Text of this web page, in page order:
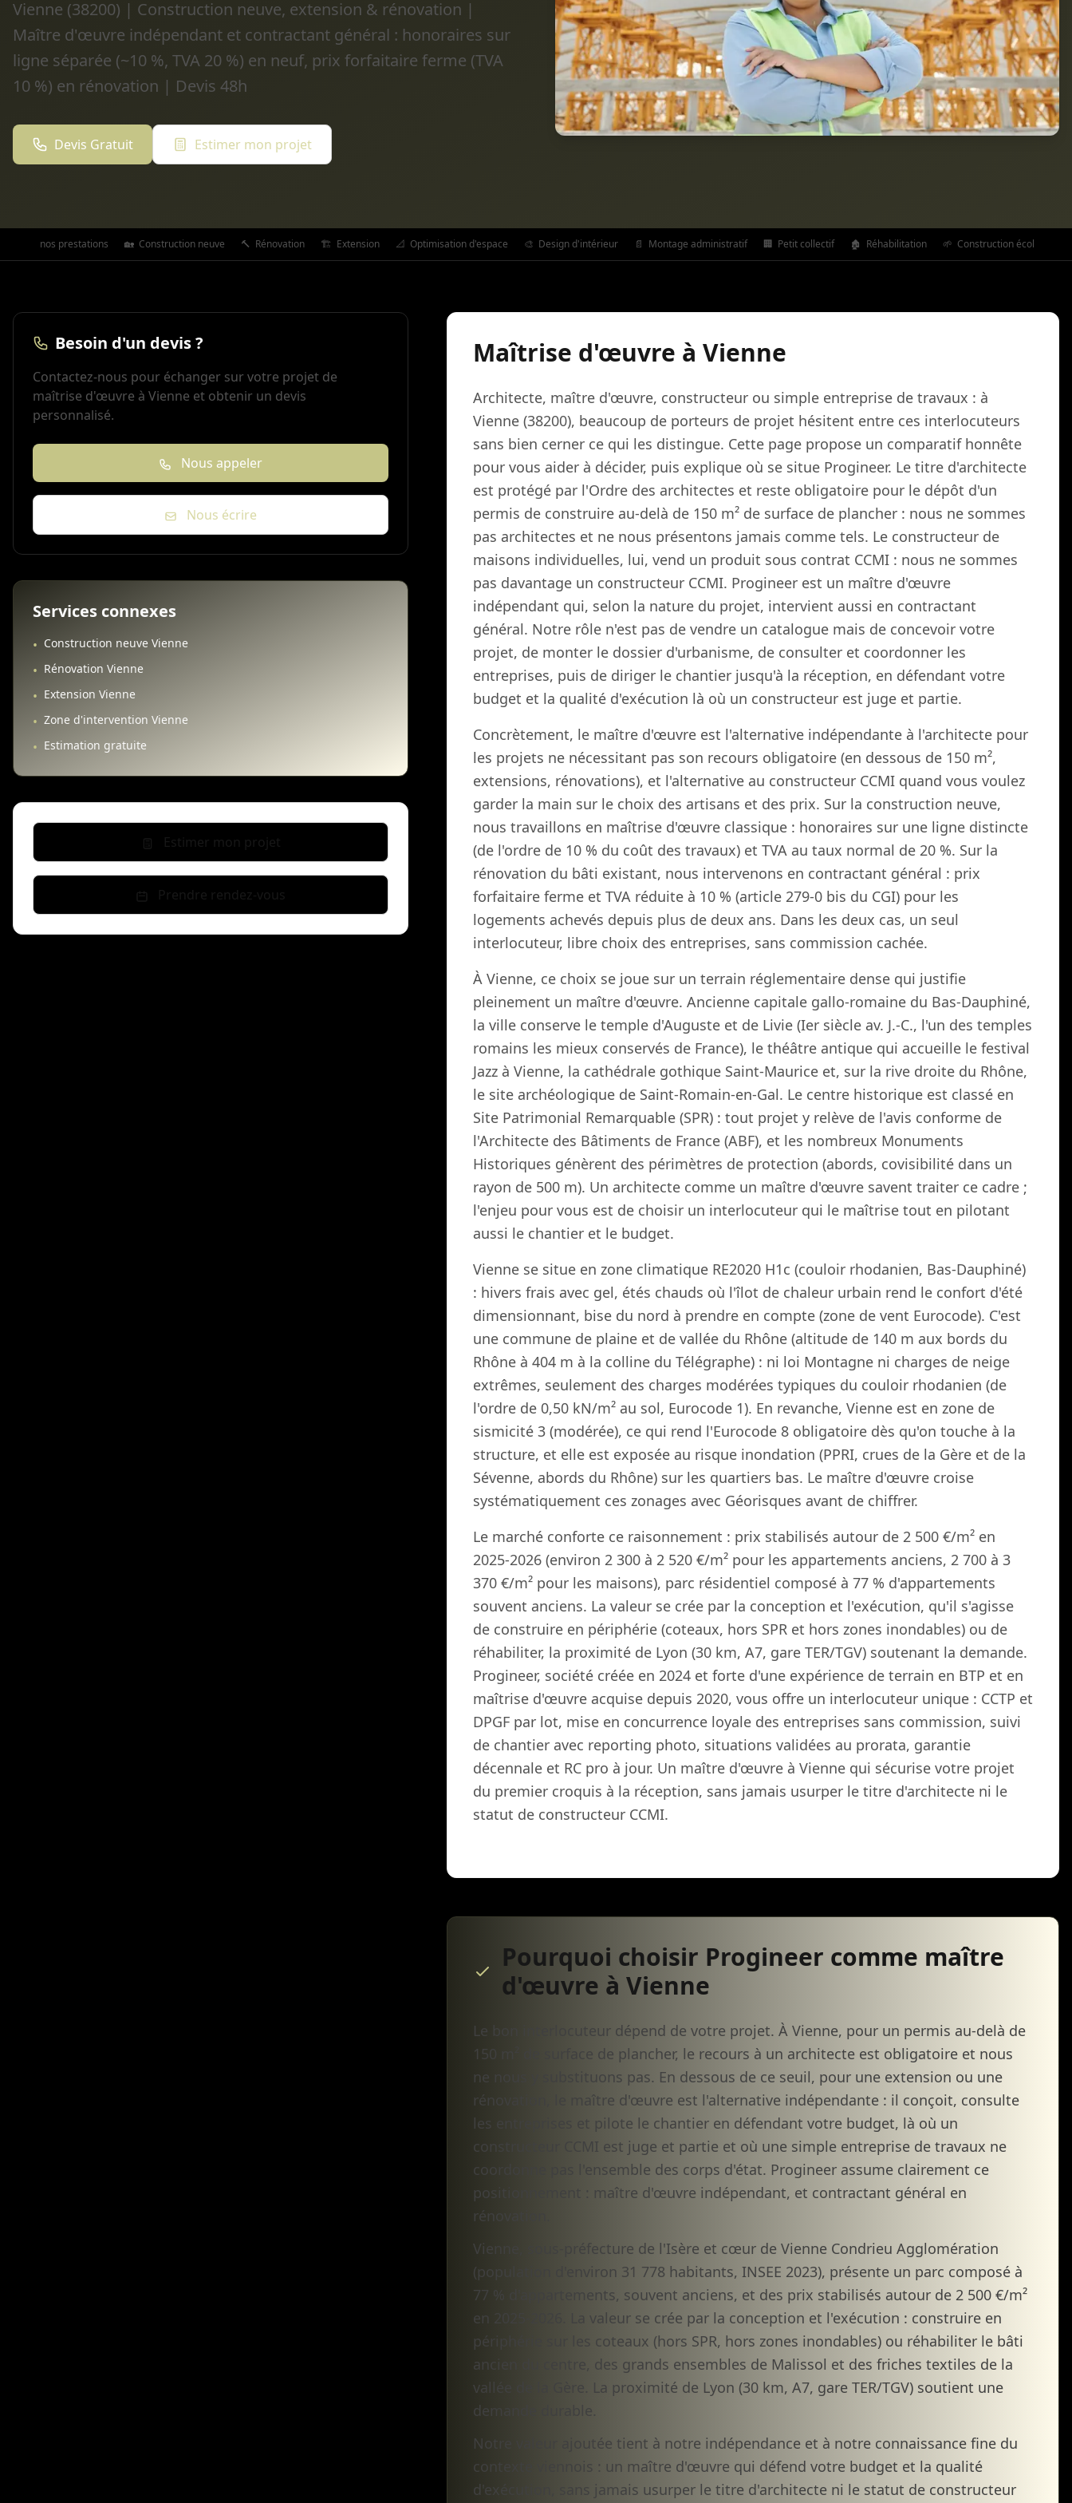
Vienne (38200) | Construction neuve, extension & rénovation |
Maître d'œuvre indépendant et contractant général : honoraires sur
ligne séparée (~10 %, TVA 20 %) en neuf, prix forfaitaire ferme (TVA
10 %) en rénovation | Devis 48h
Devis Gratuit Estimer mon projet
Toutes nos prestations 🏡 Construction neuve 🔨 Rénovation 🏗️ Extension 📐 Optimisation d'espace 🎨 Design d'intérieur 📄 Montage administratif 🏢 Petit collectif 🏚️ Réhabilitation 🌱 Construction écologique
Besoin d'un devis ?
Contactez-nous pour échanger sur votre projet de
maîtrise d'œuvre à Vienne et obtenir un devis
personnalisé.
Nous appeler
Nous écrire
Services connexes
• Construction neuve Vienne
• Rénovation Vienne
• Extension Vienne
• Zone d'intervention Vienne
• Estimation gratuite
Maîtrise d'œuvre à Vienne
Architecte, maître d'œuvre, constructeur ou simple entreprise de travaux : à
Vienne (38200), beaucoup de porteurs de projet hésitent entre ces interlocuteurs
sans bien cerner ce qui les distingue. Cette page propose un comparatif honnête
pour vous aider à décider, puis explique où se situe Progineer. Le titre d'architecte
est protégé par l'Ordre des architectes et reste obligatoire pour le dépôt d'un
permis de construire au-delà de 150 m² de surface de plancher : nous ne sommes
pas architectes et ne nous présentons jamais comme tels. Le constructeur de
maisons individuelles, lui, vend un produit sous contrat CCMI : nous ne sommes
pas davantage un constructeur CCMI. Progineer est un maître d'œuvre
indépendant qui, selon la nature du projet, intervient aussi en contractant
général. Notre rôle n'est pas de vendre un catalogue mais de concevoir votre
projet, de monter le dossier d'urbanisme, de consulter et coordonner les
entreprises, puis de diriger le chantier jusqu'à la réception, en défendant votre
budget et la qualité d'exécution là où un constructeur est juge et partie.
Concrètement, le maître d'œuvre est l'alternative indépendante à l'architecte pour
les projets ne nécessitant pas son recours obligatoire (en dessous de 150 m²,
extensions, rénovations), et l'alternative au constructeur CCMI quand vous voulez
garder la main sur le choix des artisans et des prix. Sur la construction neuve,
nous travaillons en maîtrise d'œuvre classique : honoraires sur une ligne distincte
(de l'ordre de 10 % du coût des travaux) et TVA au taux normal de 20 %. Sur la
rénovation du bâti existant, nous intervenons en contractant général : prix
forfaitaire ferme et TVA réduite à 10 % (article 279-0 bis du CGI) pour les
logements achevés depuis plus de deux ans. Dans les deux cas, un seul
interlocuteur, libre choix des entreprises, sans commission cachée.
À Vienne, ce choix se joue sur un terrain réglementaire dense qui justifie
pleinement un maître d'œuvre. Ancienne capitale gallo-romaine du Bas-Dauphiné,
la ville conserve le temple d'Auguste et de Livie (Ier siècle av. J.-C., l'un des temples
romains les mieux conservés de France), le théâtre antique qui accueille le festival
Jazz à Vienne, la cathédrale gothique Saint-Maurice et, sur la rive droite du Rhône,
le site archéologique de Saint-Romain-en-Gal. Le centre historique est classé en
Site Patrimonial Remarquable (SPR) : tout projet y relève de l'avis conforme de
l'Architecte des Bâtiments de France (ABF), et les nombreux Monuments
Historiques génèrent des périmètres de protection (abords, covisibilité dans un
rayon de 500 m). Un architecte comme un maître d'œuvre savent traiter ce cadre ;
l'enjeu pour vous est de choisir un interlocuteur qui le maîtrise tout en pilotant
aussi le chantier et le budget.
Vienne se situe en zone climatique RE2020 H1c (couloir rhodanien, Bas-Dauphiné)
: hivers frais avec gel, étés chauds où l'îlot de chaleur urbain rend le confort d'été
dimensionnant, bise du nord à prendre en compte (zone de vent Eurocode). C'est
une commune de plaine et de vallée du Rhône (altitude de 140 m aux bords du
Rhône à 404 m à la colline du Télégraphe) : ni loi Montagne ni charges de neige
extrêmes, seulement des charges modérées typiques du couloir rhodanien (de
l'ordre de 0,50 kN/m² au sol, Eurocode 1). En revanche, Vienne est en zone de
sismicité 3 (modérée), ce qui rend l'Eurocode 8 obligatoire dès qu'on touche à la
structure, et elle est exposée au risque inondation (PPRI, crues de la Gère et de la
Sévenne, abords du Rhône) sur les quartiers bas. Le maître d'œuvre croise
systématiquement ces zonages avec Géorisques avant de chiffrer.
Le marché conforte ce raisonnement : prix stabilisés autour de 2 500 €/m² en
2025-2026 (environ 2 300 à 2 520 €/m² pour les appartements anciens, 2 700 à 3
370 €/m² pour les maisons), parc résidentiel composé à 77 % d'appartements
souvent anciens. La valeur se crée par la conception et l'exécution, qu'il s'agisse
de construire en périphérie (coteaux, hors SPR et hors zones inondables) ou de
réhabiliter, la proximité de Lyon (30 km, A7, gare TER/TGV) soutenant la demande.
Progineer, société créée en 2024 et forte d'une expérience de terrain en BTP et en
maîtrise d'œuvre acquise depuis 2020, vous offre un interlocuteur unique : CCTP et
DPGF par lot, mise en concurrence loyale des entreprises sans commission, suivi
de chantier avec reporting photo, situations validées au prorata, garantie
décennale et RC pro à jour. Un maître d'œuvre à Vienne qui sécurise votre projet
du premier croquis à la réception, sans jamais usurper le titre d'architecte ni le
statut de constructeur CCMI.
Pourquoi choisir Progineer comme maître
d'œuvre à Vienne
Le bon interlocuteur dépend de votre projet. À Vienne, pour un permis au-delà de
150 m² de surface de plancher, le recours à un architecte est obligatoire et nous
ne nous y substituons pas. En dessous de ce seuil, pour une extension ou une
rénovation, le maître d'œuvre est l'alternative indépendante : il conçoit, consulte
les entreprises et pilote le chantier en défendant votre budget, là où un
constructeur CCMI est juge et partie et où une simple entreprise de travaux ne
coordonne pas l'ensemble des corps d'état. Progineer assume clairement ce
positionnement : maître d'œuvre indépendant, et contractant général en
rénovation.
Vienne, sous-préfecture de l'Isère et cœur de Vienne Condrieu Agglomération
(population d'environ 31 778 habitants, INSEE 2023), présente un parc composé à
77 % d'appartements, souvent anciens, et des prix stabilisés autour de 2 500 €/m²
en 2025-2026. La valeur se crée par la conception et l'exécution : construire en
périphérie sur les coteaux (hors SPR, hors zones inondables) ou réhabiliter le bâti
ancien du centre, des grands ensembles de Malissol et des friches textiles de la
vallée de la Gère. La proximité de Lyon (30 km, A7, gare TER/TGV) soutient une
demande durable.
Notre valeur ajoutée tient à notre indépendance et à notre connaissance fine du
contexte viennois : un maître d'œuvre qui défend votre budget et la qualité
d'exécution, sans jamais usurper le titre d'architecte ni le statut de constructeur